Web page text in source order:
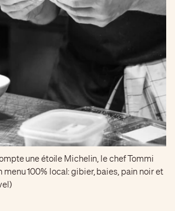
une étoile Michelin, le chef Tommi
menu 100% local: gibier, baies, pain noir et